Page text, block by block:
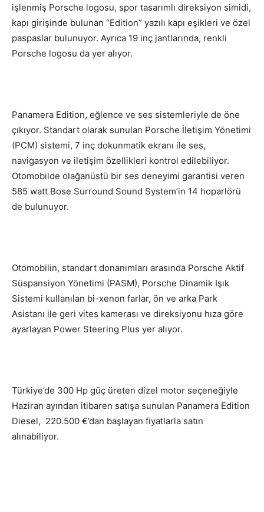
işlenmiş Porsche logosu, spor tasarımlı direksiyon simidi,
kapı girişinde bulunan “Edition” yazılı kapı eşikleri ve özel
paspaslar bulunuyor. Ayrıca 19 inç jantlarında, renkli
Porsche logosu da yer alıyor.
Panamera Edition, eğlence ve ses sistemleriyle de öne
çıkıyor. Standart olarak sunulan Porsche İletişim Yönetimi
(PCM) sistemi, 7 inç dokunmatik ekranı ile ses,
navigasyon ve iletişim özellikleri kontrol edilebiliyor.
Otomobilde olağanüstü bir ses deneyimi garantisi veren
585 watt Bose Surround Sound System’in 14 hoparlörü
de bulunuyor.
Otomobilin, standart donanımları arasında Porsche Aktif
Süspansiyon Yönetimi (PASM), Porsche Dinamik Işık
Sistemi kullanılan bi-xenon farlar, ön ve arka Park
Asistanı ile geri vites kamerası ve direksiyonu hıza göre
ayarlayan Power Steering Plus yer alıyor.
Türkiye’de 300 Hp güç üreten dizel motor seçeneğiyle
Haziran ayından itibaren satışa sunulan Panamera Edition
Diesel, 220.500 €’dan başlayan fiyatlarla satın
alınabiliyor.